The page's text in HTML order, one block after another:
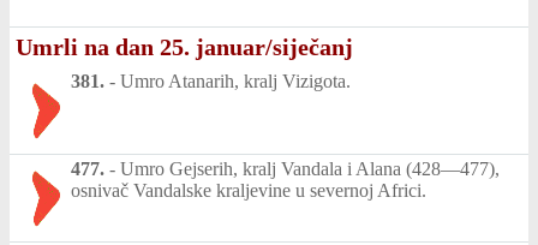
Umrli na dan 25. januar/siječanj
381. - Umro Atanarih, kralj Vizigota.
477. - Umro Gejserih, kralj Vandala i Alana (428—477),
osnivač Vandalske kraljevine u severnoj Africi.